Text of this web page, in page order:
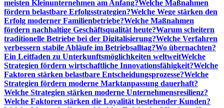
meisten Kleinunternehmen am Anfang?Welche Maßnahmen
fördern belastbare Erfolgsstrategien?Welche Wege stärken den
Erfolg moderner Familienbetriebe?Welche Maßnahmen
fördern nachhaltige Geschäftsqualität heute?Warum scheitern
traditionelle Betriebe bei der Digitalisierung?Welche Verfahren
verbessern stabile Abläufe im Betriebsalltag?Wo übernachten?
Ein Leitfaden zu Unterkunftsmöglichkeiten weltweitWelche
Strategien fördern wirtschaftliche Innovationsfähigkeit?Welche
Faktoren stärken belastbare Entscheidungsprozesse?Welche
Strategien fördern moderne Marktanpassung dauerhaft?
Welche Strategien stärken moderne Unternehmensresilienz?
Welche Faktoren stärken die Loyalität bestehender Kunden?